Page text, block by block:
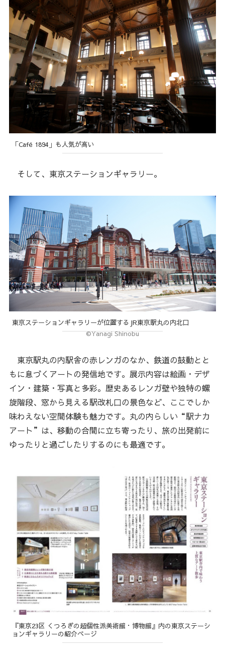
「Café 1894」も人気が高い
そして、東京ステーションギャラリー。
東京ステーションギャラリーが位置するJR東京駅丸の内北口
©Yanagi Shinobu
東京駅丸の内駅舎の赤レンガのなか、鉄道の鼓動とと
もに息づくアートの発信地です。展示内容は絵画・デザ
イン・建築・写真と多彩。歴史あるレンガ壁や独特の螺
旋階段、窓から見える駅改札口の景色など、ここでしか
味わえない空間体験も魅力です。丸の内らしい“駅ナカ
アート”は、移動の合間に立ち寄ったり、旅の出発前に
ゆったりと過ごしたりするのにも最適です。
『東京23区 くつろぎの超個性派美術館・博物館』内の東京ステーシ
ョンギャラリーの紹介ページ